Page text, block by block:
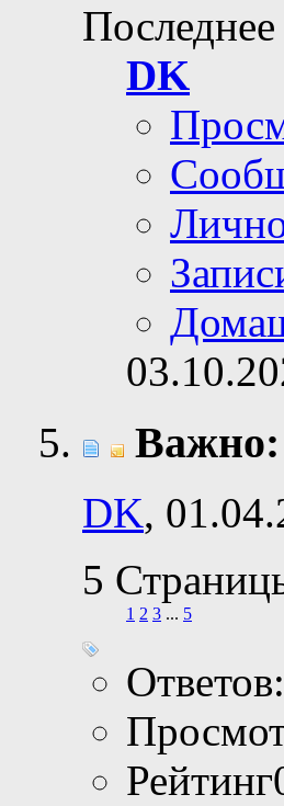
DK
DK,
5
1 2 3 ... 5